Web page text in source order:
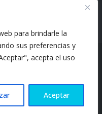
para brindarle la
sus preferencias y
acepta el uso
Aceptar
Reserved.